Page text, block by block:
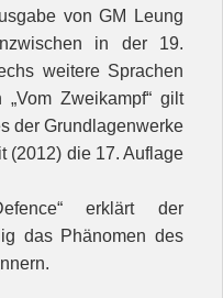
von GM Leung
in der 19.
weitere Sprachen
Zweikampf“ gilt
der Grundlagenwerke
(2012) die 17. Auflage
erklärt der
das Phänomen des